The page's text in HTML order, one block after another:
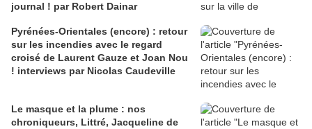
journal ! par Robert Dainar
Pyrénées-Orientales (encore) : retour
sur les incendies avec le regard
croisé de Laurent Gauze et Joan Nou
! interviews par Nicolas Caudeville
Le masque et la plume : nos
chroniqueurs, Littré, Jacqueline de